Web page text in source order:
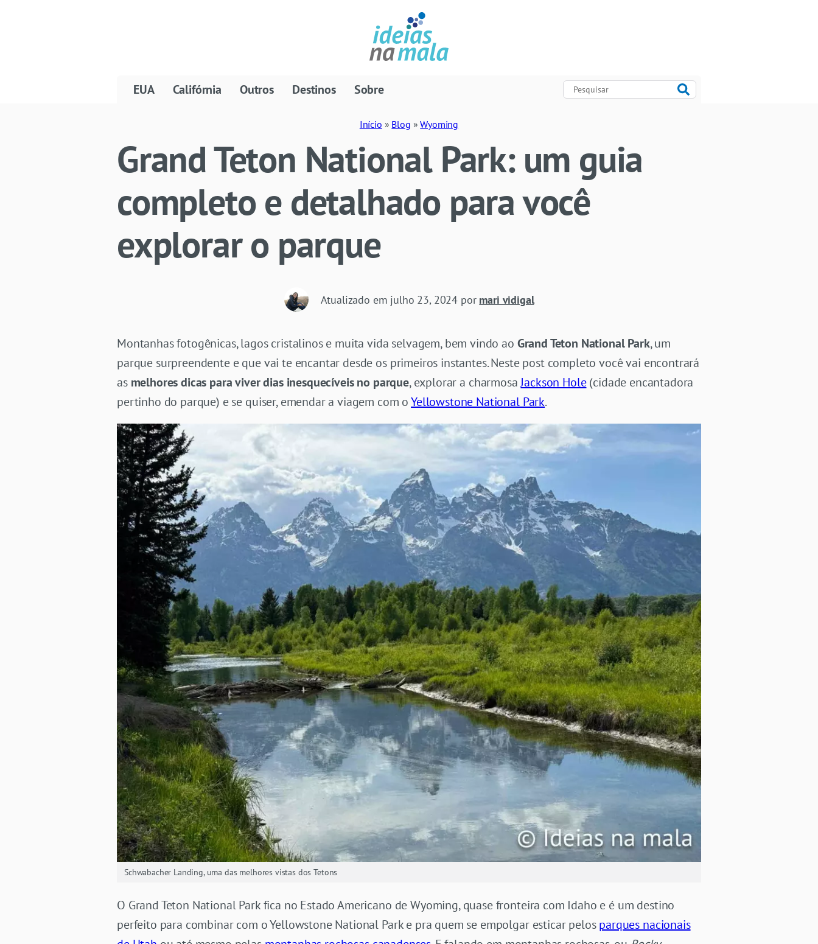
EUA Califórnia Outros Destinos Sobre
Início » Blog »Wyoming
Grand Teton National Park: um guia
completo e detalhado para você
explorar o parque
Atualizado em julho 23, 2024 por mari vidigal
Montanhas fotogênicas, lagos cristalinos e muita vida selvagem, bem vindo ao Grand Teton National Park, um
parque surpreendente e que vai te encantar desde os primeiros instantes. Neste post completo você vai encontrará
as melhores dicas para viver dias inesquecíveis no parque, explorar a charmosaJackson Hole(cidade encantadora
pertinho do parque) e se quiser, emendar a viagem com oYellowstone National Park.
Schwabacher Landing, uma das melhores vistas dos Tetons
O Grand Teton National Park fica no Estado Americano de Wyoming, quase fronteira com Idaho e é um destino
perfeito para combinar com o Yellowstone National Park e pra quem se empolgar esticar pelosparques nacionais